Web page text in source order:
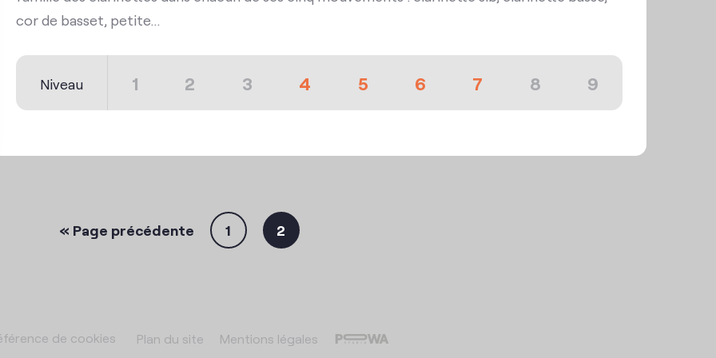
cor de basset, petite...
Niveau 1 2 3 4 5 6 7 8 9
« Page précédente 1 2
de cookies Plan du site Mentions légales